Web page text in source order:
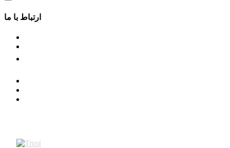
ارتباط با ما